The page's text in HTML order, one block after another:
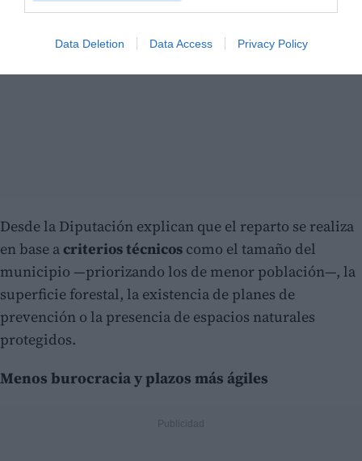
Data Deletion Data Access Privacy Policy
Desde la Diputación explican que el reparto se realiza
en base acriterios técnicos como el tamaño del
municipio —priorizando los de menor población—, la
superficie forestal, la existencia de planes de
prevención o la presencia de espacios naturales
protegidos.
Menos burocracia y plazos más ágiles